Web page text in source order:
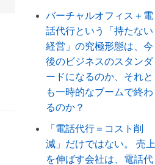
バーチャルオフィス＋電
話代行という「持たない
経営」の究極形態は、今
後のビジネスのスタンダ
ードになるのか、それと
も一時的なブームで終わ
るのか？
「電話代行＝コスト削
減」だけではない。 売上
を伸ばす会社は、電話代